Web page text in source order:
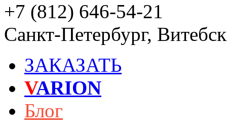
+7 (812) 646-54-21
Санкт-Петербург,
ЗАКАЗАТЬ
VARION
Блог